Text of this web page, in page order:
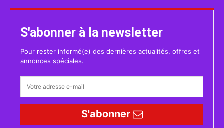
S'abonner à la newsletter
Pour rester informé(e) des dernières actualités, offres et
annonces spéciales.
S'abonner